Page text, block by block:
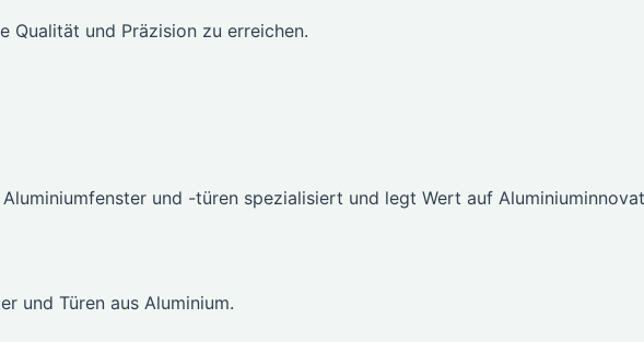
Qualität und Präzision zu erreichen.
und -türen spezialisiert und legt Wert auf
und Türen aus Aluminium.